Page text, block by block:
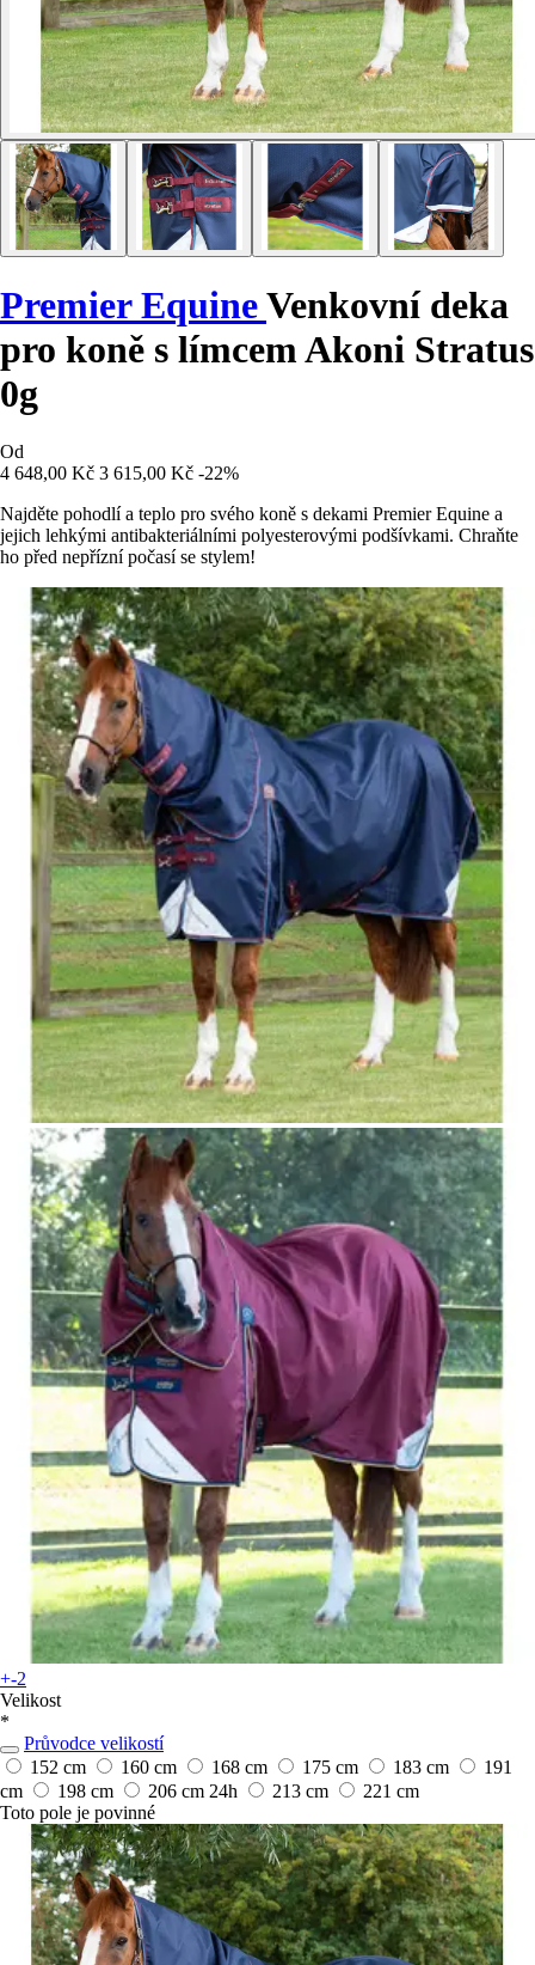
Premier EquineVenkovní deka
pro koně s límcem Akoni Stratus
0g
Od
4 648,00 Kč 3 615,00 Kč -22%
Najděte pohodlí a teplo pro svého koně s dekami Premier Equine a
jejich lehkými antibakteriálními polyesterovými podšívkami. Chraňte
ho před nepřízní počasí se stylem!
+-2
Velikost
*
Průvodce velikostí
152 cm
160 cm 168 cm 175 cm 183 cm
191
cm
198 cm 206 cm 24h 213 cm
221 cm
Toto pole je povinné